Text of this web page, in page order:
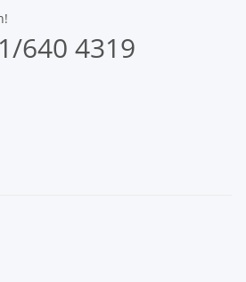
640 4319